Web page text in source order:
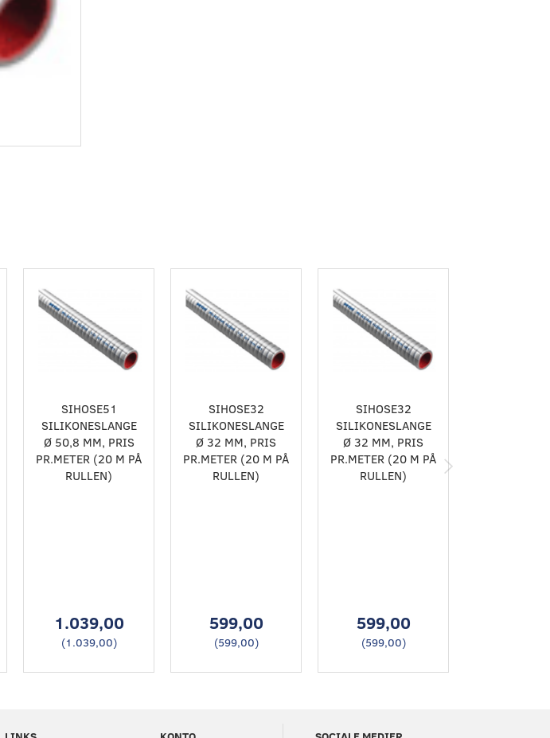
SIHOSE51
SILIKONESLANGE
Ø 50,8 MM, PRIS
PR.METER (20 M PÅ
RULLEN)
1.039,00
(1.039,00)
SIHOSE32
SILIKONESLANGE
Ø 32 MM, PRIS
PR.METER (20 M PÅ
RULLEN)
599,00
(599,00)
SIHOSE32
SILIKONESLANGE
Ø 32 MM, PRIS
PR.METER (20 M PÅ
RULLEN)
599,00
(599,00)